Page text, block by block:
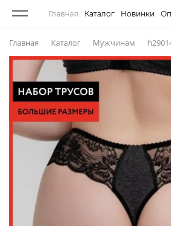
Главная Каталог Новинки
Главная Каталог Мужчинам